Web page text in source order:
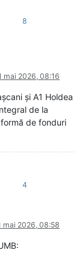
8
mai 2026, 08:16
și A1 Holdea
de la
de fonduri
4
mai 2026, 08:58